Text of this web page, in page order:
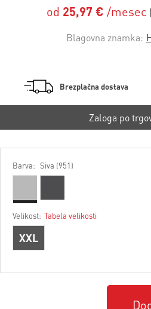
od 25,97 € /mesec
Blagovna znamka:
Brezplačna dostava
Zaloga po
Barva: Siva (951)
Velikost: Tabela velikosti
XXL